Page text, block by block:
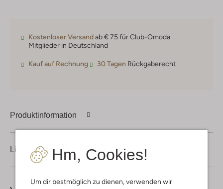
Hm, Cookies!
Um dir bestmöglich zu dienen, verwenden wir
Kostenloser Versandab € 75 für Club-Omoda
Mitglieder in Deutschland
Kauf auf Rechnung 30 Tagen Rückgaberecht
Produktinformation
Lieferung & Rückgabe